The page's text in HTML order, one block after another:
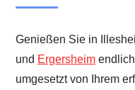
Genießen Sie in
und Ergersheim
umgesetzt von Ihrem